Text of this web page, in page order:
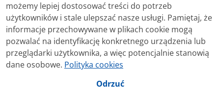
Treści zamieszczone w serwisie udostępniamy
bezpłatnie. Korzystanie z treści opublikowanych w
serwisie podatki.gov.pl, niezależnie od celu i sposobu
korzystania, nie wymaga zgody Ministerstwa Finansów.
Treści znaczone w serwisie jako treści będące
przedmiotem praw autorskich, o ile nie jest to
stwierdzone inaczej, są udostępniane na licencji
możemy lepiej dostosować treści do potrzeb
użytkowników i stale ulepszać nasze usługi. Pamiętaj, że
informacje przechowywane w plikach cookie mogą
pozwalać na identyfikację konkretnego urządzenia lub
przeglądarki użytkownika, a więc potencjalnie stanowią
dane osobowe. Polityka cookies
Odrzuć